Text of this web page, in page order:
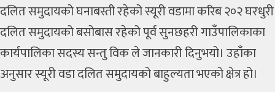
दलित समुदायको घनाबस्ती रहेको स्यूरी वडामा करिब २०२ घरधुरी
दलित समुदायको बसोबास रहेको पूर्व सुनछहरी गाउँपालिकाका
कार्यपालिका सदस्यसन्तु विकले जानकारी दिनुभयो। उहाँका
अनुसार स्यूरी वडा दलित समुदायको बाहुल्यता भएको क्षेत्र हो।